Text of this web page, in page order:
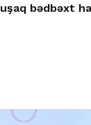
bədbəxt